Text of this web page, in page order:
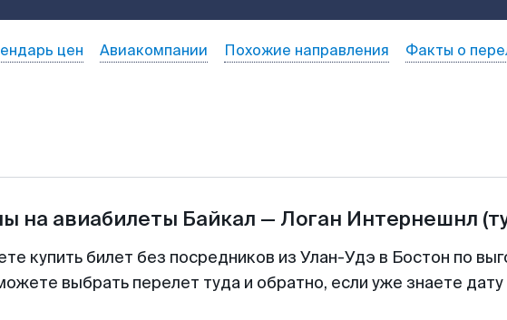
цен Авиакомпании Похожие направления Факты о
на авиабилеты Байкал — Логан Интернешнл
купить билет без посредников из Улан-Удэ в Бостон по
выбрать перелет туда и обратно, если уже знаете